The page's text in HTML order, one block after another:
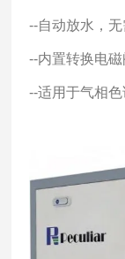
--自动放水，无
--内置转换电磁
--适用于气相色